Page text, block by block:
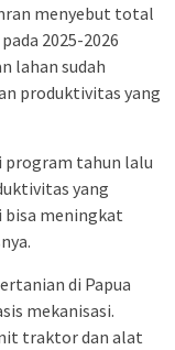
menyebut total
2025-2026
lahan sudah
produktivitas yang
program tahun lalu
yang
bisa meningkat
di Papua
mekanisasi.
traktor dan alat